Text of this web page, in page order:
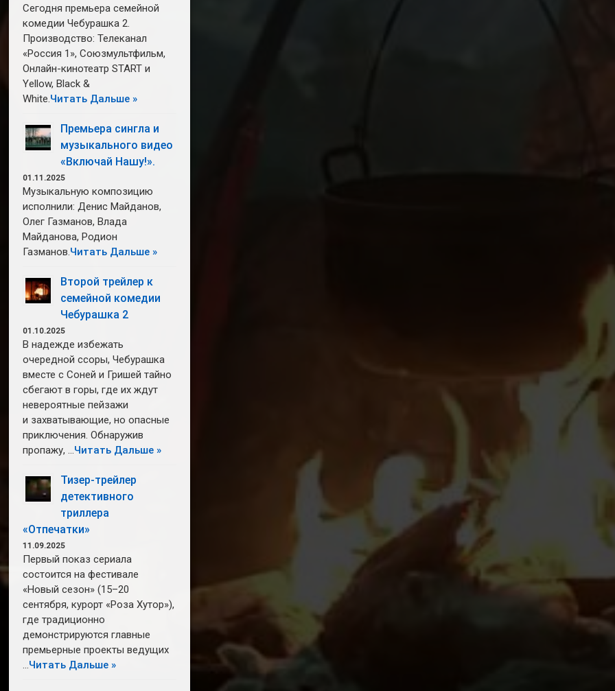
Сегодня премьера семейной
комедии Чебурашка 2.
Производство: Телеканал
«Россия 1», Союзмультфильм,
Онлайн-кинотеатр START и
Yellow, Black &
White.Читать Дальше »
Премьера сингла и
музыкального видео
«Включай Нашу!».
01.11.2025
Музыкальную композицию
исполнили: Денис Майданов,
Олег Газманов, Влада
Майданова, Родион
Газманов.Читать Дальше »
Второй трейлер к
семейной комедии
Чебурашка 2
01.10.2025
В надежде избежать
очередной ссоры, Чебурашка
вместе с Соней и Гришей тайно
сбегают в горы, где их ждут
невероятные пейзажи
и захватывающие, но опасные
приключения. Обнаружив
пропажу, …Читать Дальше »
Тизер-трейлер
детективного
триллера
«Отпечатки»
11.09.2025
Первый показ сериала
состоится на фестивале
«Новый сезон» (15–20
сентября, курорт «Роза Хутор»),
где традиционно
демонстрируются главные
премьерные проекты ведущих
…Читать Дальше »